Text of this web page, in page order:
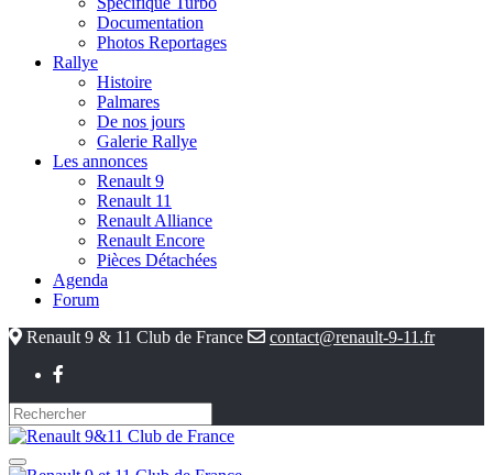
Documentation
Photos Reportages
Rallye
Histoire
Palmares
De nos jours
Galerie Rallye
Les annonces
Renault 9
Renault 11
Renault Alliance
Renault Encore
Pièces Détachées
Agenda
Forum
Renault 9 & 11 Club de France
contact@renault-9-11.fr